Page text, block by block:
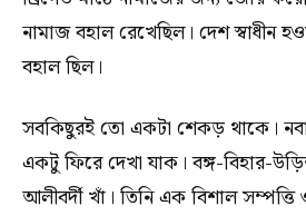
নামাজ বহাল রেখেছিল। দেশ স্বাধীন
বহাল ছিল।
সবকিছুরই তো একটা শেকড় থাকে।
একটু ফিরে দেখা যাক। বঙ্গ-বিহার-
আলীবর্দী খাঁ। তিনি এক বিশাল